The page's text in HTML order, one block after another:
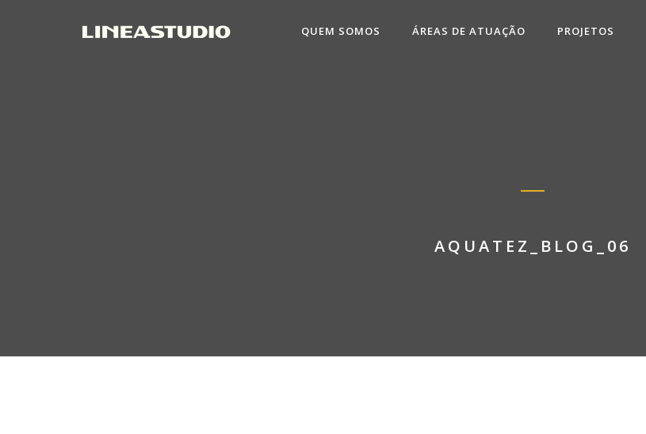
QUEM SOMOS ÁREAS DE ATUAÇÃO PROJETOS
AQUATEZ_BLOG_06